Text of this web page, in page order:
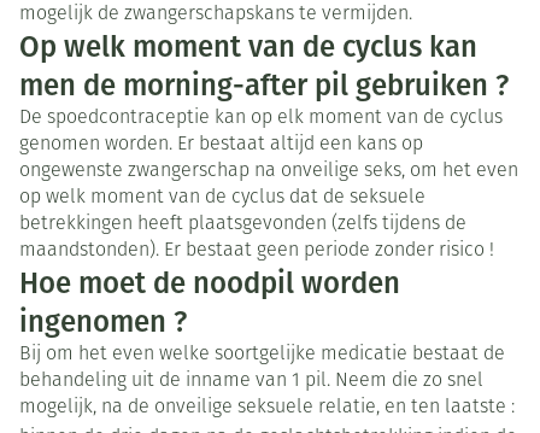
mogelijk de zwangerschapskans te vermijden.
Op welk moment van de cyclus kan
men de morning-after pil gebruiken ?
De spoedcontraceptie kan op elk moment van de cyclus
genomen worden. Er bestaat altijd een kans op
ongewenste zwangerschap na onveilige seks, om het even
op welk moment van de cyclus dat de seksuele
betrekkingen heeft plaatsgevonden (zelfs tijdens de
maandstonden). Er bestaat geen periode zonder risico !
Hoe moet de noodpil worden
ingenomen ?
Bij om het even welke soortgelijke medicatie bestaat de
behandeling uit de inname van 1 pil. Neem die zo snel
mogelijk, na de onveilige seksuele relatie, en ten laatste :